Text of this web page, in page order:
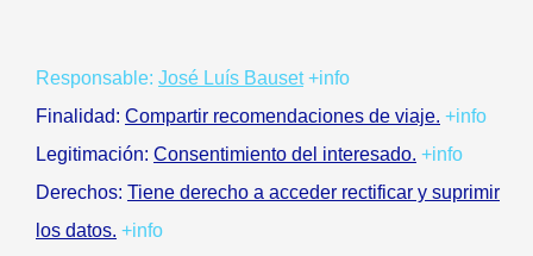
Responsable: José Luís Bauset +info
Finalidad: Compartir recomendaciones de viaje. +info
Legitimación: Consentimiento del interesado. +info
Derechos: Tiene derecho a acceder rectificar y suprimir
los datos. +info